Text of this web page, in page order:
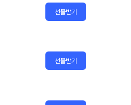
선물받기
선물받기